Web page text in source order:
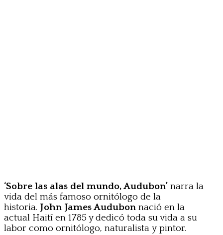
‘Sobre las alas del mundo, Audubon’ narra la
vida del más famoso ornitólogo de la
historia. John James Audubon ​ nació en la
actual Haití en 1785 y dedicó toda su vida a su
labor como ornitólogo, naturalista y pintor.